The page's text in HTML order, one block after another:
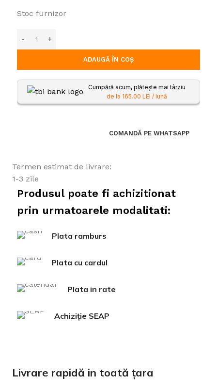
Stoc furnizor
ADAUGĂ ÎN COȘ
Cumpără acum, plătește mai târziu
de la 165.00 LEI / lună
COMANDĂ PE WHATSAPP
Termen estimat de livrare:
1-3 zile
Produsul poate fi achizitionat
prin urmatoarele modalitati:
Plata ramburs
Plata cu cardul
Plata in rate
Achiziție SEAP
Livrare rapidă in toată țara